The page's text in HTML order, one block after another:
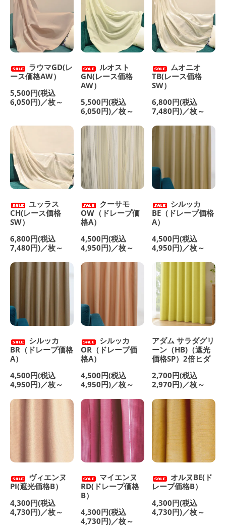
ラウマGD(レ
ース価格AW）
5,500円(税込
6,050円)／枚～
ルオスト
GN(レース価格
AW）
5,500円(税込
6,050円)／枚～
ムオニオ
TB(レース価格
SW）
6,800円(税込
7,480円)／枚～
ユッラス
CH(レース価格
SW）
6,800円(税込
7,480円)／枚～
クーサモ
OW（ドレープ価
格A）
4,500円(税込
4,950円)／枚～
シルッカ
BE（ドレープ価格
A）
4,500円(税込
4,950円)／枚～
シルッカ
BR（ドレープ価格
A）
4,500円(税込
4,950円)／枚～
シルッカ
OR（ドレープ価
格A）
4,500円(税込
4,950円)／枚～
アダム サラダグリ
ーン（HB)（遮光
価格SP）2倍ヒダ
2,700円(税込
2,970円)／枚～
ヴィエンヌ
PI(遮光価格B）
4,300円(税込
4,730円)／枚～
マイエンヌ
RD(ドレープ価格
B）
4,300円(税込
4,730円)／枚～
オルヌBE(ド
レープ価格B）
4,300円(税込
4,730円)／枚～